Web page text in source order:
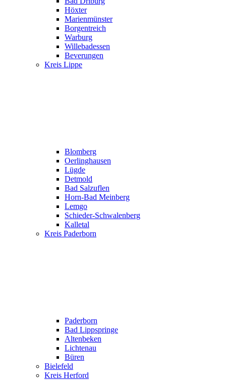
Höxter
Marienmünster
Borgentreich
Warburg
Willebadessen
Beverungen
Kreis Lippe
Blomberg
Oerlinghausen
Lügde
Detmold
Bad Salzuflen
Horn-Bad Meinberg
Lemgo
Schieder-Schwalenberg
Kalletal
Kreis Paderborn
Paderborn
Bad Lippspringe
Altenbeken
Lichtenau
Büren
Bielefeld
Kreis Herford